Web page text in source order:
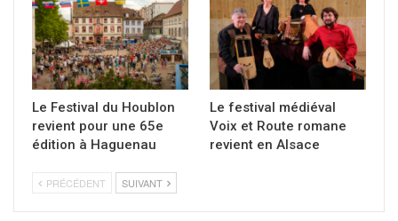
Le Festival du Houblon
revient pour une 65e
édition à Haguenau
Le festival médiéval
Voix et Route romane
revient en Alsace
PRÉCÉDENT SUIVANT